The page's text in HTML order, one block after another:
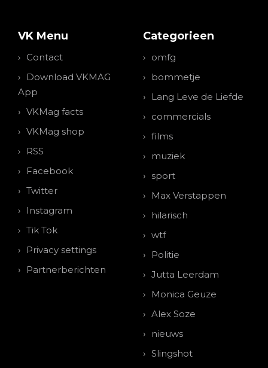
VK Menu
Contact
Download VKMAG
App
VKMag facts
VKMag shop
RSS
Facebook
Twitter
Instagram
Tik Tok
Privacy settings
Partnerberichten
Categorieen
omfg
bommetje
Lang Leve de Liefde
commercials
films
muziek
sport
Max Verstappen
hilarisch
wtf
Politie
Jutta Leerdam
Monica Geuze
Alex Soze
nieuws
Slingshot